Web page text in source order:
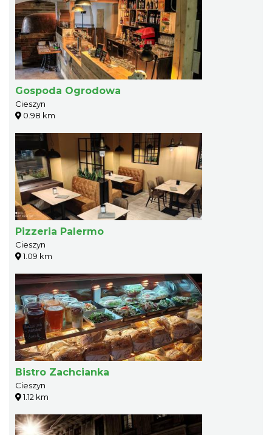
Gospoda Ogrodowa
Cieszyn
0.98 km
Pizzeria Palermo
Cieszyn
1.09 km
Bistro Zachcianka
Cieszyn
1.12 km